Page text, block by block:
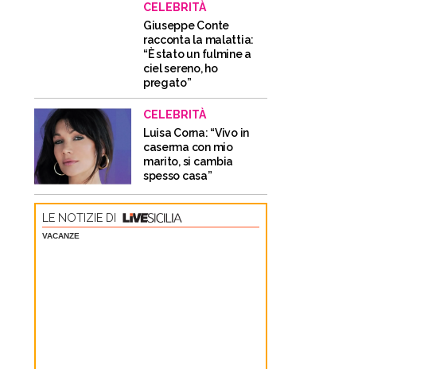
CELEBRITÀ
Giuseppe Conte
racconta la malattia:
“È stato un fulmine a
ciel sereno, ho
pregato”
CELEBRITÀ
Luisa Corna: “Vivo in
caserma con mio
marito, si cambia
spesso casa”
LE NOTIZIE DI
VACANZE